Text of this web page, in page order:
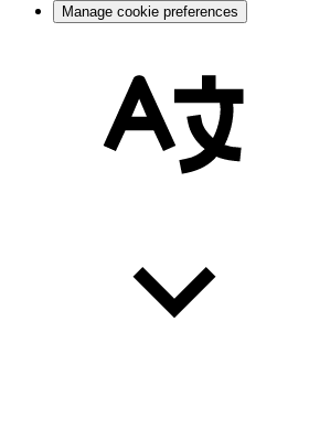
Manage cookie preferences